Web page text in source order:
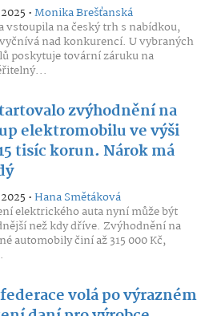
•Monika Brešťanská
vstoupila na český trh s nabídkou,
nad konkurencí. U vybraných
poskytuje tovární záruku na
zvýhodnění na
elektromobilu ve výši
tisíc korun. Nárok má
•Hana Smětáková
elektrického auta nyní může být
než kdy dříve. Zvýhodnění na
automobily činí až 315 000 Kč,
volá po výrazném